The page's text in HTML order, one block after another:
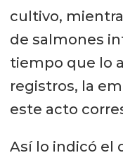
cultivo,
de salmones
tiempo que lo
registros, la
este acto
Así lo indicó el